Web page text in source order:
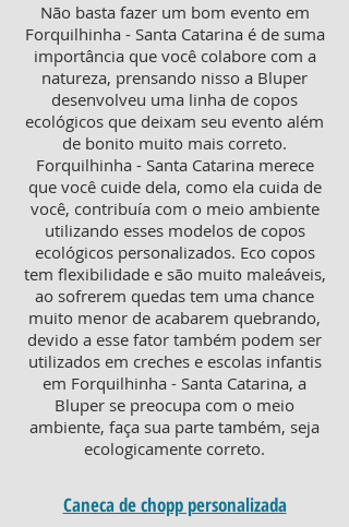
Não basta fazer um bom evento em
Forquilhinha - Santa Catarina é de suma
importância que você colabore com a
natureza, prensando nisso a Bluper
desenvolveu uma linha de copos
ecológicos que deixam seu evento além
de bonito muito mais correto.
Forquilhinha - Santa Catarina merece
que você cuide dela, como ela cuida de
você, contribuía com o meio ambiente
utilizando esses modelos de copos
ecológicos personalizados. Eco copos
tem flexibilidade e são muito maleáveis,
ao sofrerem quedas tem uma chance
muito menor de acabarem quebrando,
devido a esse fator também podem ser
utilizados em creches e escolas infantis
em Forquilhinha - Santa Catarina, a
Bluper se preocupa com o meio
ambiente, faça sua parte também, seja
ecologicamente correto.
Caneca de chopp personalizada